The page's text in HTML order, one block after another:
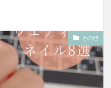
その他